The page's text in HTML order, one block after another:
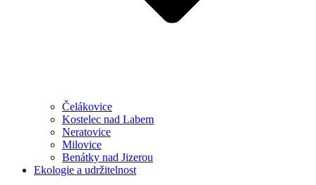
Čelákovice
Kostelec nad Labem
Neratovice
Milovice
Benátky nad Jizerou
Ekologie a udržitelnost